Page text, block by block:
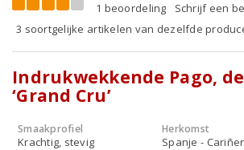
1 beoordeling
Schrijf een
3 soortgelijke artikelen van dezelfde
Indrukwekkende Pago,
‘Grand Cru’
Smaakprofiel
Krachtig, stevig
Herkomst
Spanje -